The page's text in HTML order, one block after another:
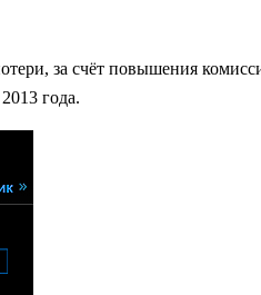
за счёт повышения
года.